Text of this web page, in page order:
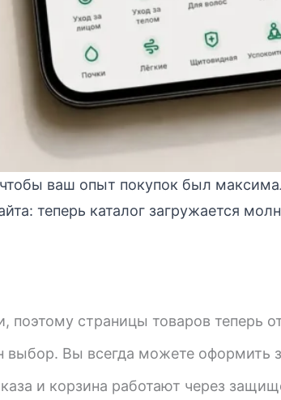
ваш опыт покупок был
теперь каталог загружается
поэтому страницы товаров теперь
Вы всегда можете оформить
и корзина работают через